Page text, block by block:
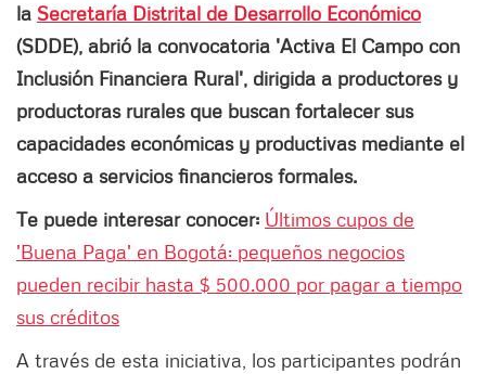
la Secretaría Distrital de Desarrollo Económico
(SDDE), abrió la convocatoria 'Activa El Campo con
Inclusión Financiera Rural', dirigida a productores y
productoras rurales que buscan fortalecer sus
capacidades económicas y productivas mediante el
acceso a servicios financieros formales.
Te puede interesar conocer: Últimos cupos de
'Buena Paga' en Bogotá: pequeños negocios
pueden recibir hasta $ 500.000 por pagar a tiempo
sus créditos
A través de esta iniciativa, los participantes podrán